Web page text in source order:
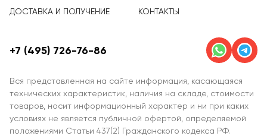
ДОСТАВКА И ПОЛУЧЕНИЕ КОНТАКТЫ
Вся представленная на сайте информация, касающаяся
технических характеристик, наличия на складе, стоимости
товаров, носит информационный характер и ни при каких
условиях не является публичной офертой, определяемой
положениями Статьи 437(2) Гражданского кодекса РФ.
+7 (495) 726-76-86